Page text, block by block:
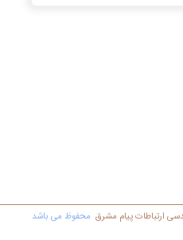
ارتباطات پیام مشرق محفوظ مي باشد